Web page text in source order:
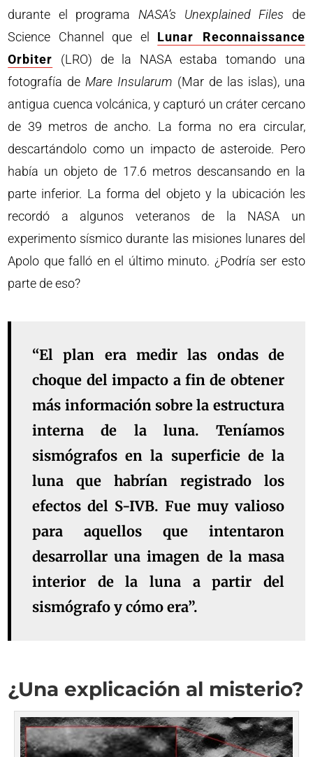
durante el programa NASA’s Unexplained Files de
Science Channel que el Lunar Reconnaissance
Orbiter (LRO) de la NASA estaba tomando una
fotografía de Mare Insularum (Mar de las islas), una
antigua cuenca volcánica, y capturó un cráter cercano
de 39 metros de ancho. La forma no era circular,
descartándolo como un impacto de asteroide. Pero
había un objeto de 17.6 metros descansando en la
parte inferior. La forma del objeto y la ubicación les
recordó a algunos veteranos de la NASA un
experimento sísmico durante las misiones lunares del
Apolo que falló en el último minuto. ¿Podría ser esto
parte de eso?
“El plan era medir las ondas de
choque del impacto a fin de obtener
más información sobre la estructura
interna de la luna. Teníamos
sismógrafos en la superficie de la
luna que habrían registrado los
efectos del S-IVB. Fue muy valioso
para aquellos que intentaron
desarrollar una imagen de la masa
interior de la luna a partir del
sismógrafo y cómo era”.
¿Una explicación al misterio?